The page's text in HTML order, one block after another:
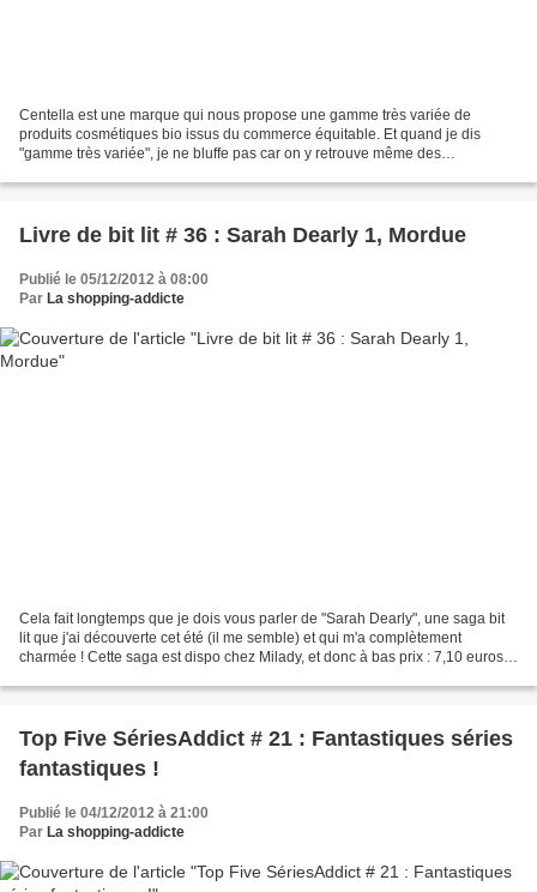
Centella est une marque qui nous propose une gamme très variée de
produits cosmétiques bio issus du commerce équitable. Et quand je dis
"gamme très variée", je ne bluffe pas car on y retrouve même des
Livre de bit lit # 36 : Sarah Dearly 1, Mordue
Publié le 05/12/2012 à 08:00
Par La shopping-addicte
Cela fait longtemps que je dois vous parler de "Sarah Dearly", une saga bit
lit que j'ai découverte cet été (il me semble) et qui m'a complètement
charmée ! Cette saga est dispo chez Milady, et donc à bas prix : 7,10 euros
Top Five SériesAddict # 21 : Fantastiques séries
fantastiques !
Publié le 04/12/2012 à 21:00
Par La shopping-addicte